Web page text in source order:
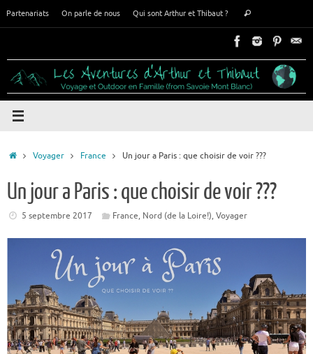
Partenariats On parle de nous Qui sont Arthur et Thibaut ?
:
Rechercher
Accueil
Voyager France Un jour a Paris : que choisir de voir ???
Un jour a Paris : que choisir de voir ???
5 septembre 2017 France, Nord (de la Loire!),Voyager